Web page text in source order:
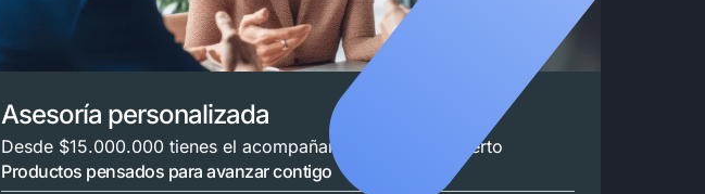
Asesoría personalizada
Desde $15.000.000 tienes el acompañamiento de un experto
Productos pensados para avanzar contigo